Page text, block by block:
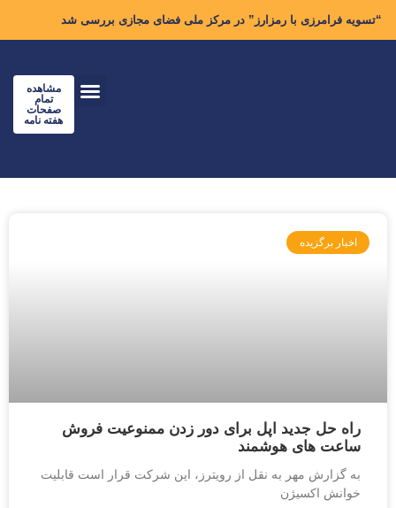
“تسویه فرامرزی با رمزارز” در مرکز ملی فضای مجازی بررسی شد
مشاهده
تمام
صفحات
هفته نامه
اخبار برگزیده
راه حل جدید اپل برای دور زدن ممنوعیت فروش
ساعت های هوشمند
به گزارش مهر به نقل از رویترز، این شرکت قرار است قابلیت
خوانش اکسیژن